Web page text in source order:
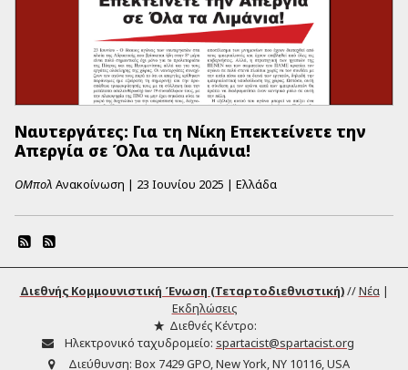
Ναυτεργάτες: Για τη Νίκη Επεκτείνετε την
Απεργία σε Όλα τα Λιμάνια!
ΟΜπολ Ανακοίνωση | 23 Ιουνίου 2025 | Ελλάδα
Διεθνής Κομμουνιστική Ένωση (Τεταρτοδιεθνιστική)//Νέα|
Εκδηλώσεις
Διεθνές Κέντρο:
Ηλεκτρονικό ταχυδρομείο: spartacist@spartacist.org
Διεύθυνση: Box 7429 GPO, New York, NY 10116, USA